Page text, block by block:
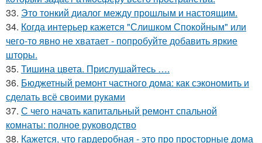
33. Это тонкий диалог между прошлым и настоящим.
34. Когда интерьер кажется "Слишком Спокойным" или
чего-то явно не хватает - попробуйте добавить яркие
шторы.
35. Тишина цвета. Прислушайтесь ….
36. Бюджетный ремонт частного дома: как сэкономить и
сделать всё своими руками
37. С чего начать капитальный ремонт спальной
комнаты: полное руководство
38. Кажется, что гардеробная - это про просторные дома